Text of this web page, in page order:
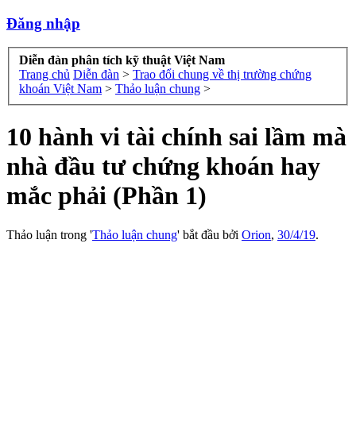
Đăng nhập
Diễn đàn phân tích kỹ thuật Việt Nam
Trang chủ Diễn đàn > Trao đổi chung về thị trường chứng
khoán Việt Nam > Thảo luận chung >
10 hành vi tài chính sai lầm mà
nhà đầu tư chứng khoán hay
mắc phải (Phần 1)
Thảo luận trong 'Thảo luận chung' bắt đầu bởi Orion, 30/4/19.